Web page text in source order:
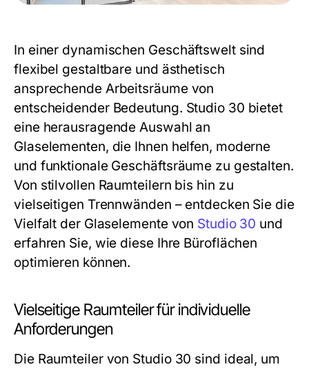
In einer dynamischen Geschäftswelt sind
flexibel gestaltbare und ästhetisch
ansprechende Arbeitsräume von
entscheidender Bedeutung. Studio 30 bietet
eine herausragende Auswahl an
Glaselementen, die Ihnen helfen, moderne
und funktionale Geschäftsräume zu gestalten.
Von stilvollen Raumteilern bis hin zu
vielseitigen Trennwänden – entdecken Sie die
Vielfalt der Glaselemente von Studio 30 und
erfahren Sie, wie diese Ihre Büroflächen
optimieren können.
Vielseitige Raumteiler für individuelle
Anforderungen
Die Raumteiler von Studio 30 sind ideal, um